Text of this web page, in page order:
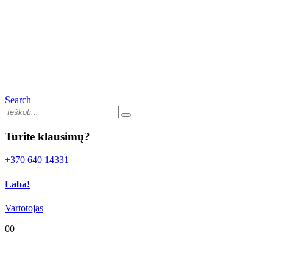
Search
Turite klausimų?
+370 640 14331
Laba!
Vartotojas
00